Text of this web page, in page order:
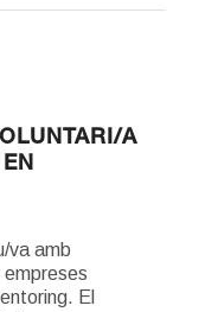
A
va amb
empreses
El